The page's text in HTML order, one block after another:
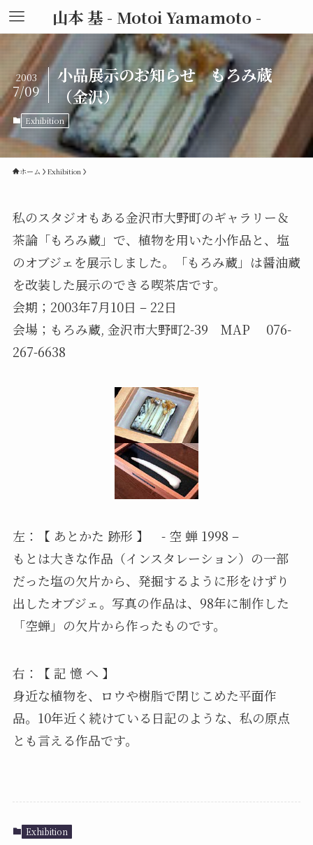
山本 基 - Motoi Yamamoto -
小品展示のお知らせ もろみ蔵
（金沢）
2003
7/09
Exhibition
ホーム Exhibition
私のスタジオもある金沢市大野町のギャラリー＆
茶論「もろみ蔵」で、植物を用いた小作品と、塩
のオブジェを展示しました。「もろみ蔵」は醤油蔵
を改装した展示のできる喫茶店です。
会期；2003年7月10日 – 22日
会場；もろみ蔵, 金沢市大野町2-39 MAP 076-
267-6638
左：【 あとかた 跡形 】 - 空 蝉 1998 –
もとは大きな作品（インスタレーション）の一部
だった塩の欠片から、発掘するように形をけずり
出したオブジェ。写真の作品は、98年に制作した
「空蝉」の欠片から作ったものです。
右：【 記 憶 へ 】
身近な植物を、ロウや樹脂で閉じこめた平面作
品。10年近く続けている日記のような、私の原点
とも言える作品です。
Exhibition